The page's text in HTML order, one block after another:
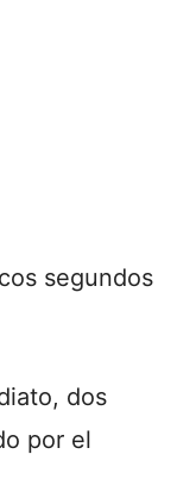
segundos
dos
por el